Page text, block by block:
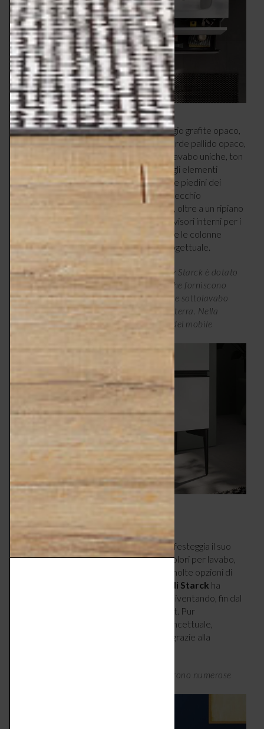
Lapalette di colori– Bianco opaco, Grigio grafite opaco,
Rovere marmorizzato, Noce naturale, Verde pallido opaco,
Bianco lucido – consente di creare aree lavabo uniche, ton
sur tono o mix and match. A completare, gli elementi
metallici come maniglie, portasciugamani e piedini dei
mobili, in Cromo o Nero diamante, e lo specchio
coordinato con applique a candela sui lati, oltre a un ripiano
optional che riprende i finishing metal. I divisori interni per i
cassetti sono a installazione libera, mentre le colonne
offrono ulteriore spazio contenitivo e progettuale.
A sinistra, lo specchio della serie Sivida by Starck è dotato
di applique a candela su entrambi i lati, che forniscono
un’illuminazione ottimale; a destra, la base sottolavabo
convince sia nella versione sospesa che a terra. Nella
versione a pavimento gli eleganti piedini del mobile
sottolineano l’aspetto caratteristico
Un design timeless, elegante e visionario, festeggia il suo
30° anniversario con un’ampia scelta di colori per lavabo,
mobili e maniglie: un’icona che oggi offre molte opzioni di
cono di Starck ha
passato indenne lo scorrere del tempo, diventando, fin dal
1994, uno dei mobili più venduti di Duravit. Pur
mantenendo la sua identità estetica e concettuale,
presenta un aplomb ancora più raffinato grazie alla
Cono di Starck: tutte le nuove finiture offrono numerose